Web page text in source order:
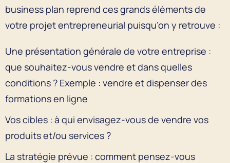
business plan reprend ces grands éléments de
votre projet entrepreneurial puisqu’on y retrouve :
Une présentation générale de votre entreprise :
que souhaitez-vous vendre et dans quelles
conditions ? Exemple : vendre et dispenser des
formations en ligne
Vos cibles : à qui envisagez-vous de vendre vos
produits et/ou services ?
La stratégie prévue : comment pensez-vous